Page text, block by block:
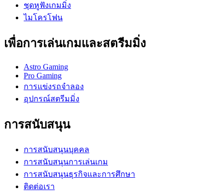
ชุดหูฟังเกมมิ่ง
ไมโครโฟน
เพื่อการเล่นเกมและสตรีมมิ่ง
Astro Gaming
Pro Gaming
การแข่งรถจำลอง
อุปกรณ์สตรีมมิ่ง
การสนับสนุน
การสนับสนุนบุคคล
การสนับสนุนการเล่นเกม
การสนับสนุนธุรกิจและการศึกษา
ติดต่อเรา